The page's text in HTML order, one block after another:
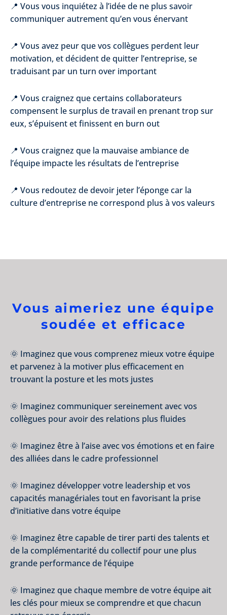
📍 Vous vous inquiétez à l’idée de ne plus savoir
communiquer autrement qu’en vous énervant
📍 Vous avez peur que vos collègues perdent leur
motivation, et décident de quitter l’entreprise, se
traduisant par un turn over important
📍 Vous craignez que certains collaborateurs
compensent le surplus de travail en prenant trop sur
eux, s’épuisent et finissent en burn out
📍 Vous craignez que la mauvaise ambiance de
l’équipe impacte les résultats de l’entreprise
📍 Vous redoutez de devoir jeter l’éponge car la
culture d’entreprise ne correspond plus à vos valeurs
Vous aimeriez une équipe
soudée et efficace
🌞 Imaginez que vous comprenez mieux votre équipe
et parvenez à la motiver plus efficacement en
trouvant la posture et les mots justes
🌞 Imaginez communiquer sereinement avec vos
collègues pour avoir des relations plus fluides
🌞 Imaginez être à l’aise avec vos émotions et en faire
des alliées dans le cadre professionnel
🌞 Imaginez développer votre leadership et vos
capacités managériales tout en favorisant la prise
d’initiative dans votre équipe
🌞 Imaginez être capable de tirer parti des talents et
de la complémentarité du collectif pour une plus
grande performance de l’équipe
🌞 Imaginez que chaque membre de votre équipe ait
les clés pour mieux se comprendre et que chacun